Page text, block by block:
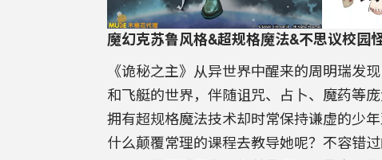
魔幻克苏鲁风格&超规格魔法&不思议校园
《诡秘之主》从异世界中醒来的周明瑞发
和飞艇的世界，伴随诅咒、占卜、魔药等
拥有超规格魔法技术却时常保持谦虚的少
什么颠覆常理的课程去教导她呢？不容错